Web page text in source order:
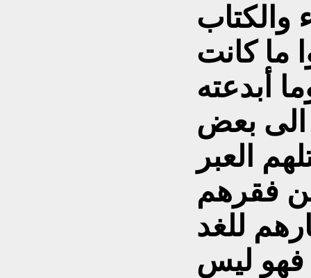
والكتاب
ما كانت
أبدعته
الى بعض
العبر
فقرهم
للغد
فهو ليس